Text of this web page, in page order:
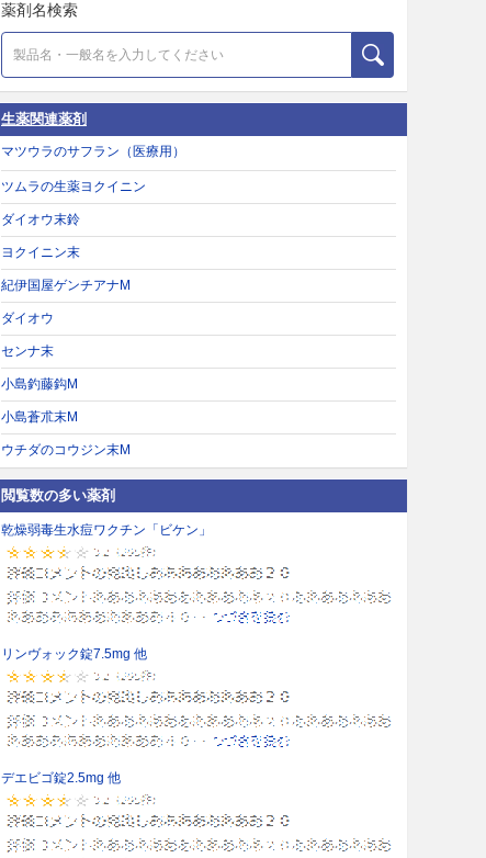
薬剤名検索
生薬関連薬剤
マツウラのサフラン（医療用）
ツムラの生薬ヨクイニン
ダイオウ末鈴
ヨクイニン末
紀伊国屋ゲンチアナM
ダイオウ
センナ末
小島釣藤鈎M
小島蒼朮末M
ウチダのコウジン末M
閲覧数の多い薬剤
乾燥弱毒生水痘ワクチン「ビケン」
リンヴォック錠7.5mg 他
デエビゴ錠2.5mg 他